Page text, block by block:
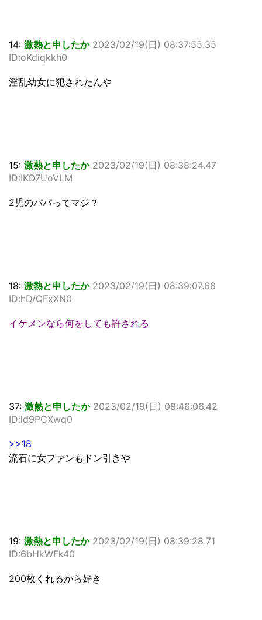
14: 激熱と申したか 2023/02/19(日) 08:37:55.35
ID:oKdiqkkh0
淫乱幼女に犯されたんや
15: 激熱と申したか 2023/02/19(日) 08:38:24.47
ID:IKO7UoVLM
2児のパパってマジ？
18: 激熱と申したか 2023/02/19(日) 08:39:07.68
ID:hD/QFxXN0
イケメンなら何をしても許される
37: 激熱と申したか 2023/02/19(日) 08:46:06.42
ID:ld9PCXwq0
>>18
流石に女ファンもドン引きや
19: 激熱と申したか 2023/02/19(日) 08:39:28.71
ID:6bHkWFk40
200枚くれるから好き